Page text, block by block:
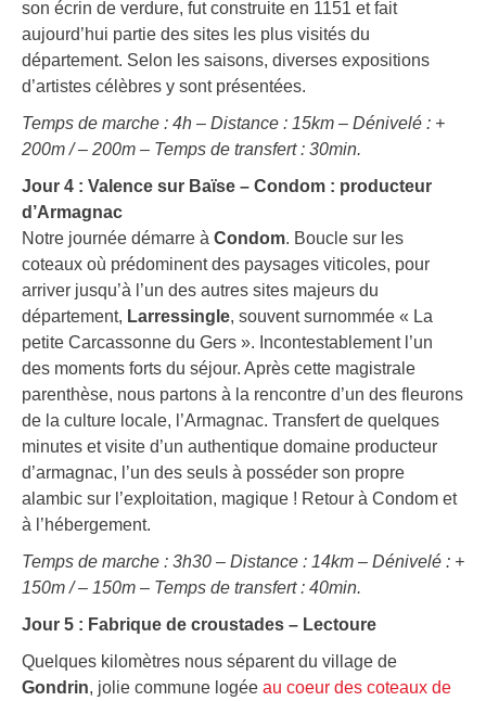
son écrin de verdure, fut construite en 1151 et fait
aujourd’hui partie des sites les plus visités du
département. Selon les saisons, diverses expositions
d’artistes célèbres y sont présentées.
Temps de marche : 4h – Distance : 15km – Dénivelé : +
200m / – 200m – Temps de transfert : 30min.
Jour 4 : Valence sur Baïse – Condom : producteur
d’Armagnac
Notre journée démarre à Condom. Boucle sur les
coteaux où prédominent des paysages viticoles, pour
arriver jusqu’à l’un des autres sites majeurs du
département, Larressingle, souvent surnommée « La
petite Carcassonne du Gers ». Incontestablement l’un
des moments forts du séjour. Après cette magistrale
parenthèse, nous partons à la rencontre d’un des fleurons
de la culture locale, l’Armagnac. Transfert de quelques
minutes et visite d’un authentique domaine producteur
d’armagnac, l’un des seuls à posséder son propre
alambic sur l’exploitation, magique ! Retour à Condom et
à l’hébergement.
Temps de marche : 3h30 – Distance : 14km – Dénivelé : +
150m / – 150m – Temps de transfert : 40min.
Jour 5 : Fabrique de croustades – Lectoure
Quelques kilomètres nous séparent du village de
Gondrin, jolie commune logée au coeur des coteaux de